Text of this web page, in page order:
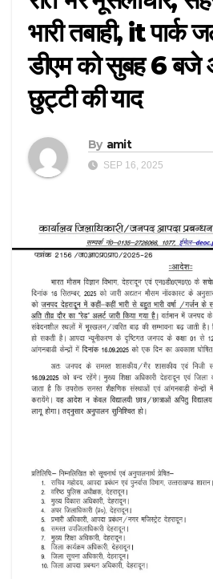
भारी तबाही, it पार्क
डीएम को सुबह 6
छुट्टी की याद
By amit
SEP 16, 2025